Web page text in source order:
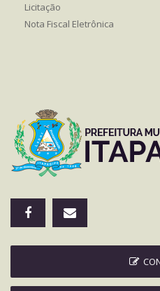
Licitação
Nota Fiscal Eletrônica